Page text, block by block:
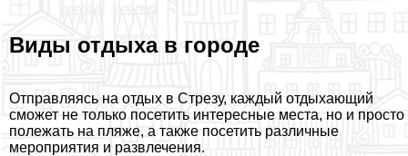
Виды отдыха в городе
Отправляясь на отдых в Стрезу, каждый отдыхающий
сможет не только посетить интересные места, но и просто
полежать на пляже, а также посетить различные
мероприятия и развлечения.